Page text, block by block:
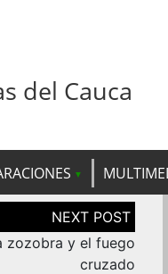
del Cauca
zozobra y el fuego
cruzado